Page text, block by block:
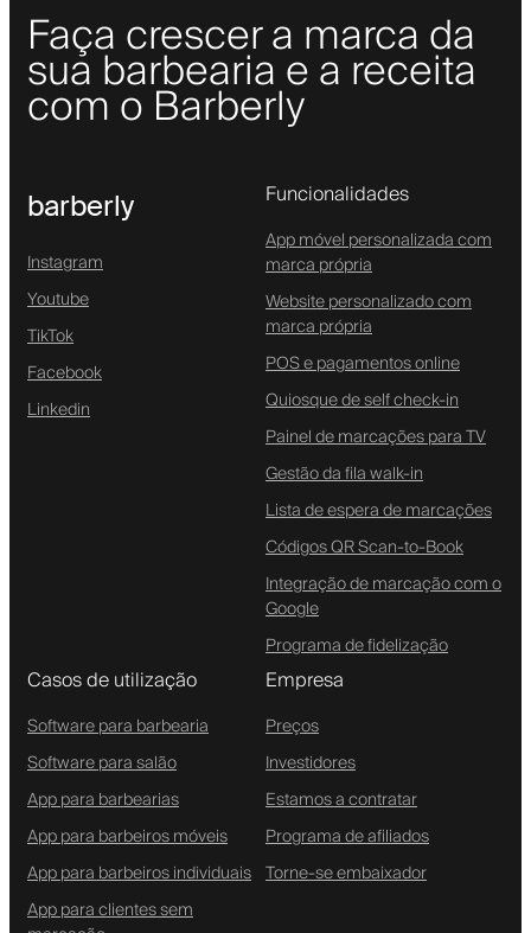
Faça crescer a marca da
sua barbearia e a receita
com o Barberly
barberly
Instagram
Youtube
TikTok
Facebook
Linkedin
Funcionalidades
App móvel personalizada com
marca própria
Website personalizado com
marca própria
POS e pagamentos online
Quiosque de self check-in
Painel de marcações para TV
Gestão da fila walk-in
Lista de espera de marcações
Códigos QR Scan-to-Book
Integração de marcação com o
Google
Programa de fidelização
Casos de utilização
Software para barbearia
Software para salão
App para barbearias
App para barbeiros móveis
App para barbeiros individuais
App para clientes sem
Empresa
Preços
Investidores
Estamos a contratar
Programa de afiliados
Torne-se embaixador